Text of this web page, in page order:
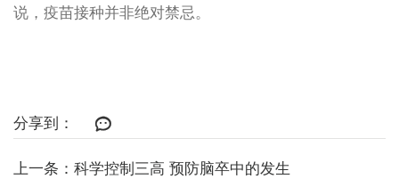
说，疫苗接种并非绝对禁忌。
分享到：
上一条：科学控制三高 预防脑卒中的发生